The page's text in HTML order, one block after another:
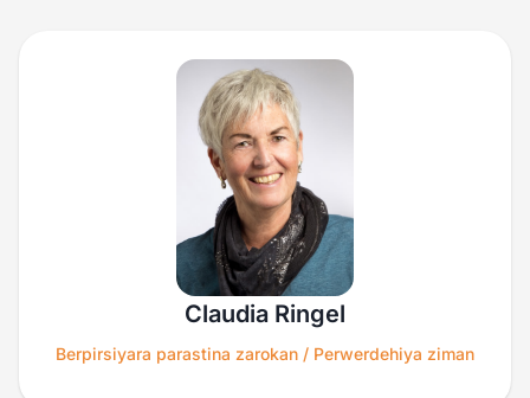
Claudia Ringel
Berpirsiyara parastina zarokan / Perwerdehiya ziman